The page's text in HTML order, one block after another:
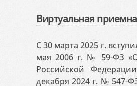
Виртуальная
С 30 марта 2025 г.
мая 2006 г. № 59-ФЗ
Российской
декабря 2024 г. № 547-